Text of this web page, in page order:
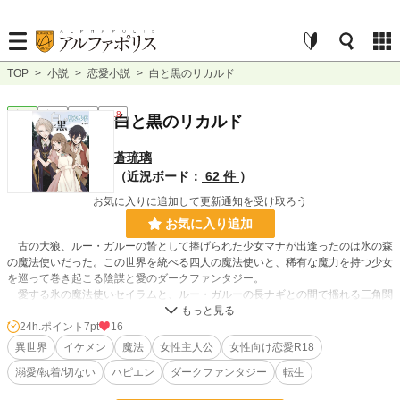
TOP > 小説 > 恋愛小説 > 白と黒のリカルド
完結 長編 R18白と黒のリカルド
蒼琉璃
（近況ボード： 62 件 ）
お気に入りに追加して更新通知を受け取ろう
お気に入り追加
古の大狼、ルー・ガルーの贄として捧げられた少女マナが出逢ったのは氷の森
の魔法使いだった。この世界を統べる四人の魔法使いと、稀有な魔力を持つ少女
を巡って巻き起こる陰謀と愛のダークファンタジー。
愛する氷の魔法使いセイラムと、ルー・ガルーの長ナギとの間で揺れる三角関
係……。マナの選択と物語の行方は……。
※この物語はストーリー重視ですが、過激な性描写が含まれる場合がありま
す。
※残酷な描写が入る場合があります。
24h.ポイント 7pt
16
異世界
イケメン 魔法 女性主人公
女性向け恋愛R18
溺愛/執着/切ない
ハピエン ダークファンタジー 転生